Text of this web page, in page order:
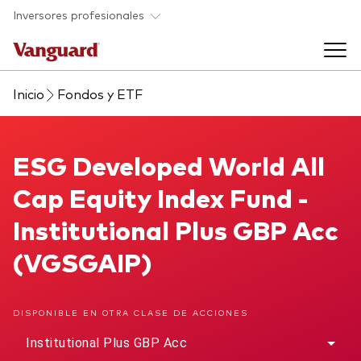
Saltar al contenido principal
Inversores profesionales
Fondos y ETF
Listado de todos nuestros fondos y
ETF
Perspectivas y eventos
Back to main menu
Artículos y análisis
Ayuda para asesores
Back to main menu
Recursos para asesores
Investigación en profundidad para asesores
Sobre nosotros
Inicio Fondos y ETF
ESG Developed World All Cap Equity Index Fund
ESG Developed World All
Cap Equity Index Fund -
Institutional Plus GBP Acc
(VGSGAIP)
DISPONIBLE EN OTRA CLASE DE ACCIONES
Institutional Plus GBP Acc